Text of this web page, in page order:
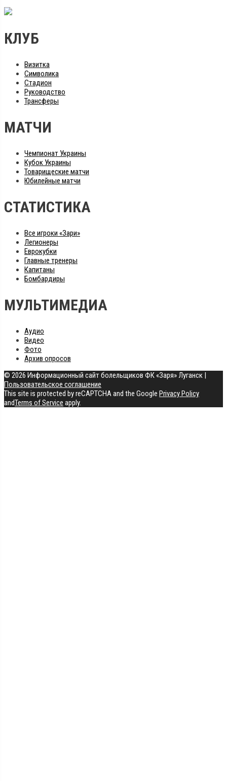
КЛУБ
Визитка
Символика
Стадион
Руководство
Трансферы
МАТЧИ
Чемпионат Украины
Кубок Украины
Товарищеские матчи
Юбилейные матчи
СТАТИСТИКА
Все игроки «Зари»
Легионеры
Еврокубки
Главные тренеры
Капитаны
Бомбардиры
МУЛЬТИМЕДИА
Аудио
Видео
Фото
Архив опросов
© 2026 Информационный сайт болельщиков ФК «Заря» Луганск |
Пользовательское соглашение
This site is protected by reCAPTCHA and the Google Privacy Policy
andTerms of Service apply.